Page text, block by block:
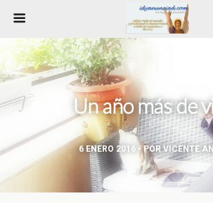
6 ENERO 2016 • POR VICENTE
Un año más de